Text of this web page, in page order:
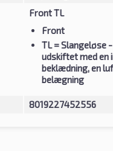
Front TL
Front
TL= Slangeløse
udskiftet med en
beklædning, en
belægning
8019227452556